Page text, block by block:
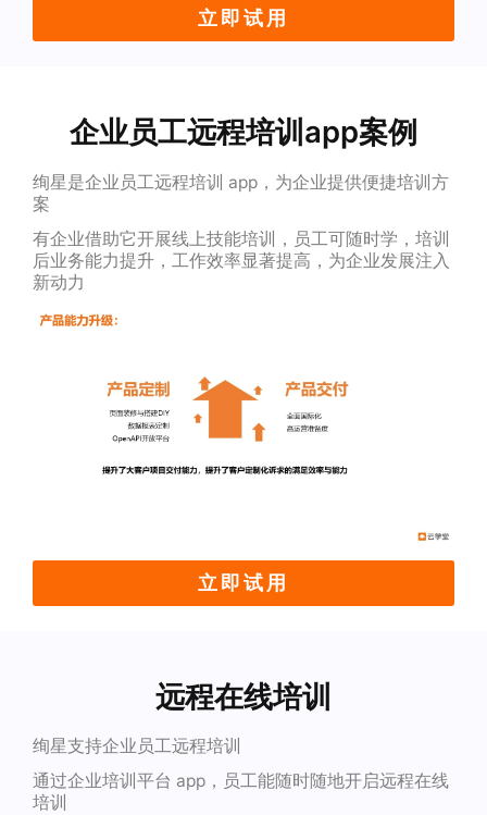
立即试用
企业员工远程培训app案例
绚星是企业员工远程培训 app，为企业提供便捷培训方
案
有企业借助它开展线上技能培训，员工可随时学，培训
后业务能力提升，工作效率显著提高，为企业发展注入
新动力
立即试用
远程在线培训
绚星支持企业员工远程培训
通过企业培训平台 app，员工能随时随地开启远程在线
培训